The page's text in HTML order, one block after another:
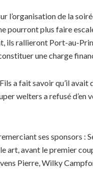
l’organisation de la
pourront plus faire
ils rallieront Port-au-
une charge
a fait savoir qu’il avait
welters a refusé d’en
ses sponsors :
art, avant le premier
Pierre, Wilky